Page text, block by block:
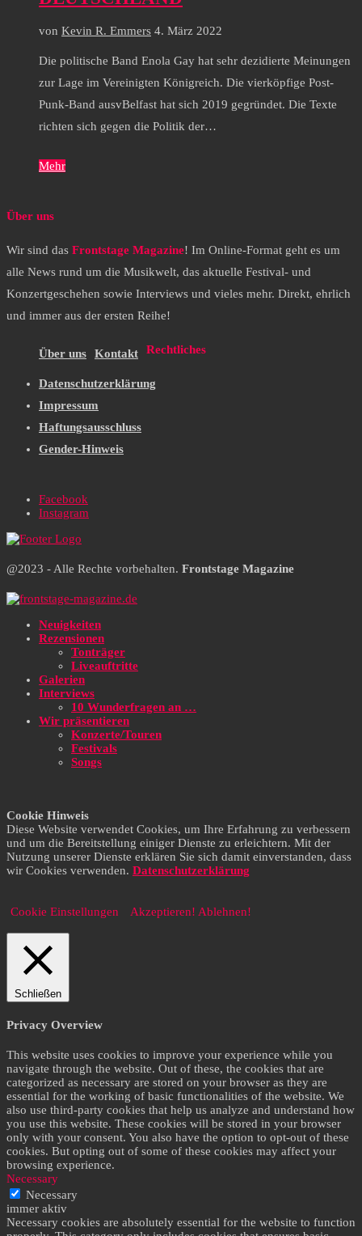
von Kevin R. Emmers 4. März 2022
Die politische Band Enola Gay hat sehr dezidierte Meinungen
zur Lage im Vereinigten Königreich. Die vierköpfige Post-
Punk-Band ausvBelfast hat sich 2019 gegründet. Die Texte
richten sich gegen die Politik der…
Mehr
Über uns
Wir sind das Frontstage Magazine! Im Online-Format geht es um
alle News rund um die Musikwelt, das aktuelle Festival- und
Konzertgeschehen sowie Interviews und vieles mehr. Direkt, ehrlich
und immer aus der ersten Reihe!
Über uns Kontakt Rechtliches
Datenschutzerklärung
Impressum
Haftungsausschluss
Gender-Hinweis
Facebook
Instagram
@2023 - Alle Rechte vorbehalten. Frontstage Magazine
Neuigkeiten
Rezensionen
Tonträger
Liveauftritte
Galerien
Interviews
10 Wunderfragen an …
Wir präsentieren
Konzerte/Touren
Festivals
Songs
Cookie Hinweis
Diese Website verwendet Cookies, um Ihre Erfahrung zu verbessern
und um die Bereitstellung einiger Dienste zu erleichtern. Mit der
Nutzung unserer Dienste erklären Sie sich damit einverstanden, dass
wir Cookies verwenden. Datenschutzerklärung
Cookie Einstellungen Akzeptieren! Ablehnen!
Schließen
Privacy Overview
This website uses cookies to improve your experience while you
navigate through the website. Out of these, the cookies that are
categorized as necessary are stored on your browser as they are
essential for the working of basic functionalities of the website. We
also use third-party cookies that help us analyze and understand how
you use this website. These cookies will be stored in your browser
only with your consent. You also have the option to opt-out of these
cookies. But opting out of some of these cookies may affect your
browsing experience.
Necessary
Necessary
immer aktiv
Necessary cookies are absolutely essential for the website to function